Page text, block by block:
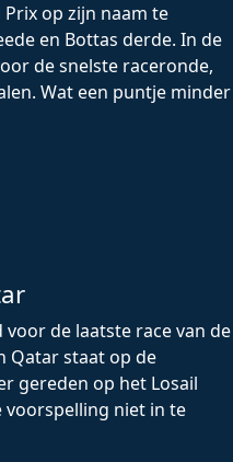
op zijn naam te
en Bottas derde. In de
de snelste raceronde,
Wat een puntje minder
de laatste race van de
Qatar staat op de
gereden op het Losail
niet in te